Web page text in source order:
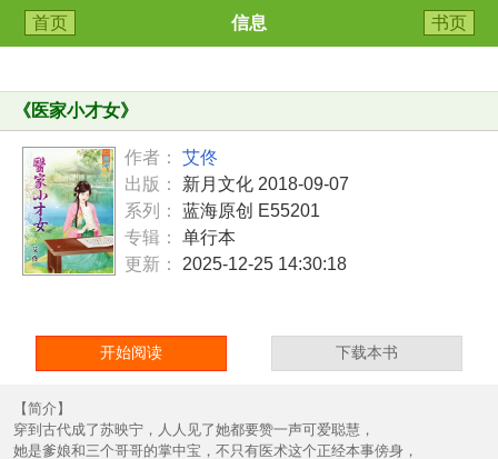
首页 信息 书页
《医家小才女》
作者：
艾佟
出版：
新月文化 2018-09-07
系列：
蓝海原创 E55201
专辑：
单行本
更新：
2025-12-25 14:30:18
开始阅读 下载本书
【简介】
穿到古代成了苏映宁，人人见了她都要赞一声可爱聪慧，
她是爹娘和三个哥哥的掌中宝，不只有医术这个正经本事傍身，